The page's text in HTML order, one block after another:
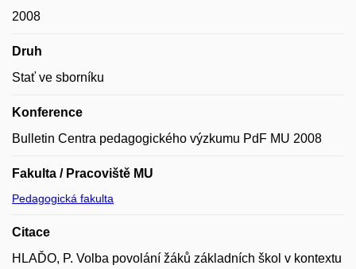
2008
Druh
Stať ve sborníku
Konference
Bulletin Centra pedagogického výzkumu PdF MU 2008
Fakulta / Pracoviště MU
Pedagogická fakulta
Citace
HLAĎO, P. Volba povolání žáků základních škol v kontextu